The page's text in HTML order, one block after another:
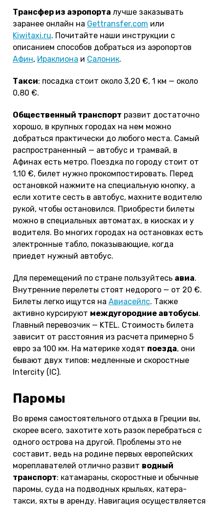
Трансфер из аэропорта лучше заказывать
заранее онлайн на Gettransfer.com или
Kiwitaxi.ru. Почитайте наши инструкции с
описанием способов добраться из аэропортов
Афин, Ираклиона и Салоник.
Такси: посадка стоит около 3,20 €, 1 км — около
0,80 €.
Общественный транспорт развит достаточно
хорошо, в крупных городах на нем можно
добраться практически до любого места. Самый
распространенный — автобус и трамвай, в
Афинах есть метро. Поездка по городу стоит от
1,10 €, билет нужно прокомпостировать. Перед
остановкой нажмите на специальную кнопку, а
если хотите сесть в автобус, махните водителю
рукой, чтобы остановился. Приобрести билеты
можно в специальных автоматах, в киосках и у
водителя. Во многих городах на остановках есть
электронные табло, показывающие, когда
приедет нужный автобус.
Для перемещений по стране пользуйтесь авиа.
Внутренние перелеты стоят недорого — от 20 €.
Билеты легко ищутся на Авиасейлс. Также
активно курсируют междугородние автобусы.
Главный перевозчик — KTEL. Стоимость билета
зависит от расстояния из расчета примерно 5
евро за 100 км. На материке ходят поезда, они
бывают двух типов: медленные и скоростные
Intercity (IC).
Паромы
Во время самостоятельного отдыха в Греции вы,
скорее всего, захотите хоть разок перебраться с
одного острова на другой. Проблемы это не
составит, ведь на родине первых европейских
мореплавателей отлично развит водный
транспорт: катамараны, скоростные и обычные
паромы, суда на подводных крыльях, катера-
такси, яхты в аренду. Навигация осуществляется